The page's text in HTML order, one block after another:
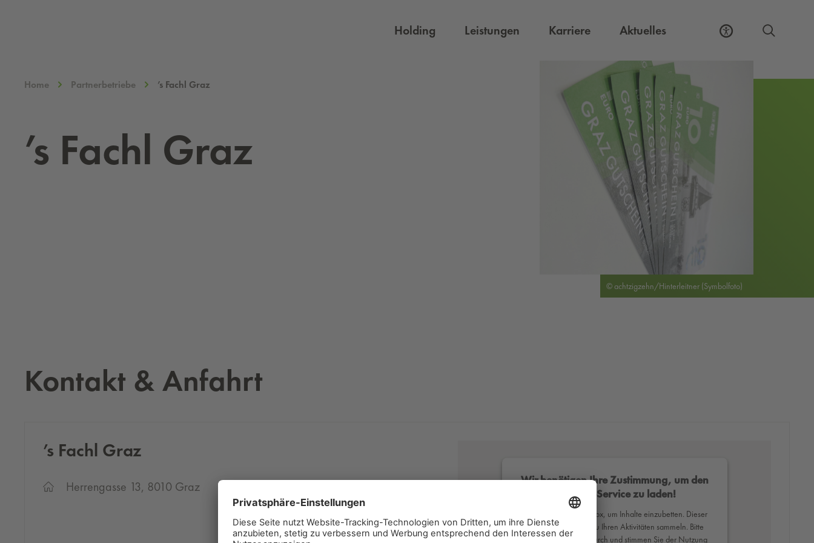
Holding Leistungen KarriereExterner Link, öffnet eine neue
Aktuelles
Home Partnerbetriebe ’s Fachl Graz
’s Fachl Graz
© achtzigzehn/Hinterleitner (Symbolfoto)
Kontakt & Anfahrt
’s Fachl Graz
Herrengasse 13, 8010 Graz
Wir benötigen Ihre Zustimmung, um den
Mapbox-Service zu laden!
Wir verwenden Mapbox, um Inhalte einzubetten. Dieser
Service kann Daten zu Ihren Aktivitäten sammeln. Bitte
lesen Sie die Details durch und stimmen Sie der Nutzung